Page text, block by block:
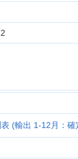
(輸出 1-12月：